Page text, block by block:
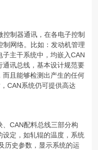
制器通讯，在各电子控制
制网络。比如：发动机管理
主干系统中，均嵌入CAN
讯总线，基本设计规范要
且能够检测出产生的任何
CAN系统仍可提供高达
CAN配料总线三部分构
定，如轧辊的温度，系统
历史参数，显示系统的运